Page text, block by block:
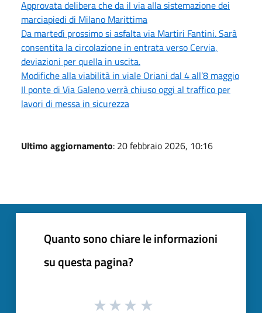
Approvata delibera che da il via alla sistemazione dei
marciapiedi di Milano Marittima
Da martedì prossimo si asfalta via Martiri Fantini. Sarà
consentita la circolazione in entrata verso Cervia,
deviazioni per quella in uscita.
Modifiche alla viabilità in viale Oriani dal 4 all’8 maggio
Il ponte di Via Galeno verrà chiuso oggi al traffico per
lavori di messa in sicurezza
Ultimo aggiornamento: 20 febbraio 2026, 10:16
Quanto sono chiare le informazioni
su questa pagina?